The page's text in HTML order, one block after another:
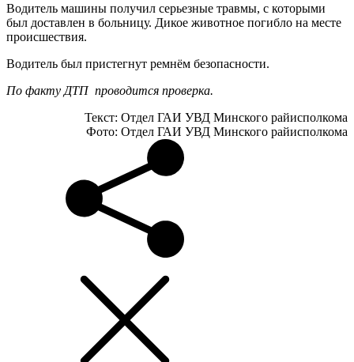
Водитель машины получил серьезные травмы, с которыми
был доставлен в больницу. Дикое животное погибло на месте
происшествия.
Водитель был пристегнут ремнём безопасности.
По факту ДТП проводится проверка.
Текст: Отдел ГАИ УВД Минского райисполкома
Фото: Отдел ГАИ УВД Минского райисполкома